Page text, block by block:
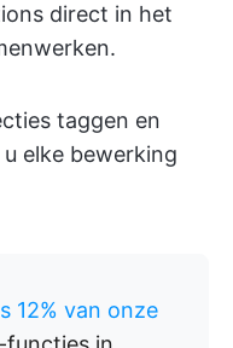
direct in het
taggen en
elke bewerking
12% van onze